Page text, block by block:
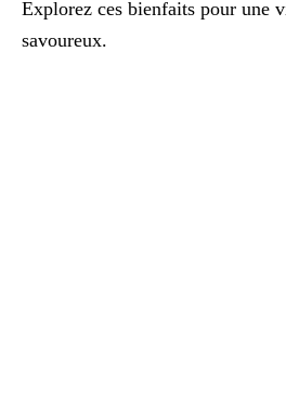
Explorez ces bienfaits pour une
savoureux.